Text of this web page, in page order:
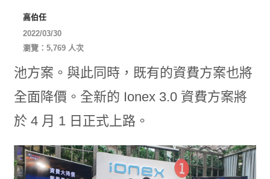
高伯任
2022/03/30
瀏覽：5,769 人次
池方案。與此同時，既有的資費方案也將
全面降價。全新的 Ionex 3.0 資費方案將
於 4 月 1 日正式上路。